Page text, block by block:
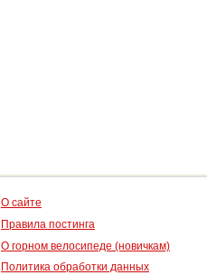
О сайте
Правила постинга
О горном велосипеде (новичкам)
Политика обработки данных